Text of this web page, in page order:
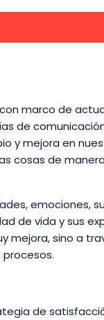
marco de
de
y mejora en
cosas de manera
emociones,
de vida y sus
mejora, sino a
de